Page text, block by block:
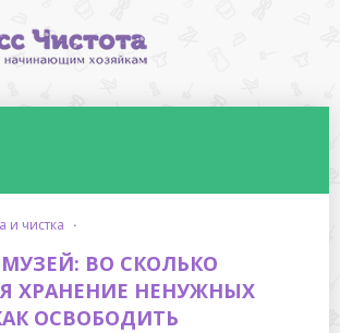
и чистка ·
ВО СКОЛЬКО
ХРАНЕНИЕ НЕНУЖНЫХ
ОСВОБОДИТЬ